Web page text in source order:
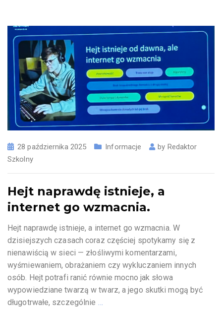
28 października 2025 Informacje by Redaktor
Szkolny
Hejt naprawdę istnieje, a
internet go wzmacnia.
Hejt naprawdę istnieje, a internet go wzmacnia. W
dzisiejszych czasach coraz częściej spotykamy się z
nienawiścią w sieci — złośliwymi komentarzami,
wyśmiewaniem, obrażaniem czy wykluczaniem innych
osób. Hejt potrafi ranić równie mocno jak słowa
wypowiedziane twarzą w twarz, a jego skutki mogą być
długotrwałe, szczególnie …